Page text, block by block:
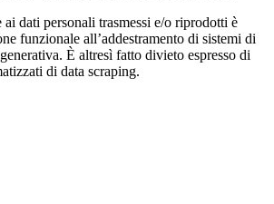
dati personali trasmessi e/o riprodotti è
funzionale all’addestramento di sistemi di
È altresì fatto divieto espresso di
di data scraping.